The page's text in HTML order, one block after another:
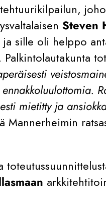
Steven
sille oli helppo
mietitty ja